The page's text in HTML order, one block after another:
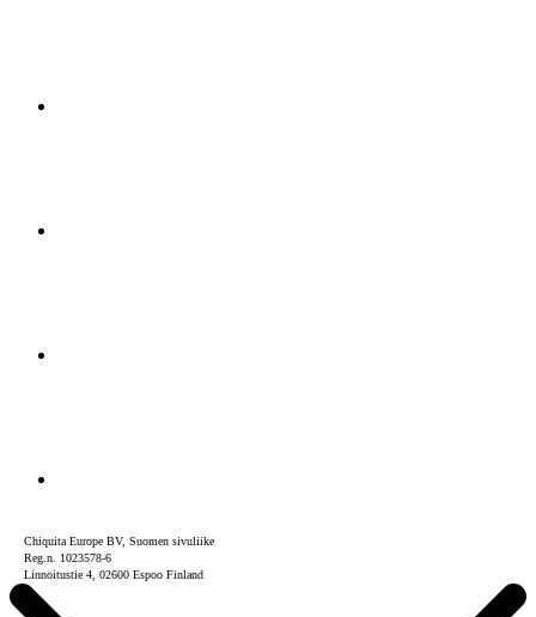
Chiquita Europe BV, Suomen sivuliike
Reg.n. 1023578-6
Linnoitustie 4, 02600 Espoo Finland